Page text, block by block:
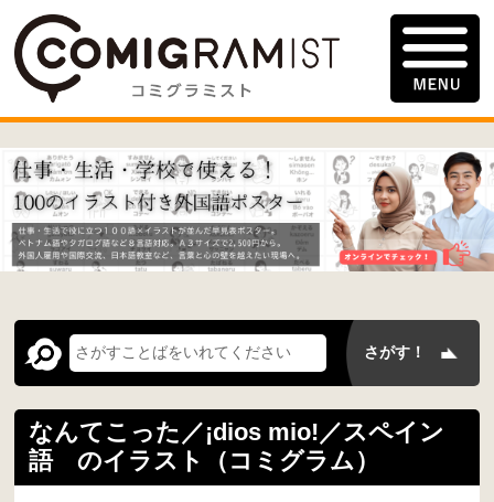
なんてこった／¡dios mio!／スペイン
語 のイラスト（コミグラム）